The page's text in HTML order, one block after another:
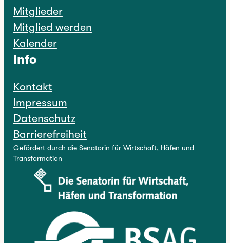
Mitglieder
Mitglied werden
Kalender
Info
Kontakt
Impressum
Datenschutz
Barrierefreiheit
Gefördert durch die Senatorin für Wirtschaft, Häfen und
Transformation